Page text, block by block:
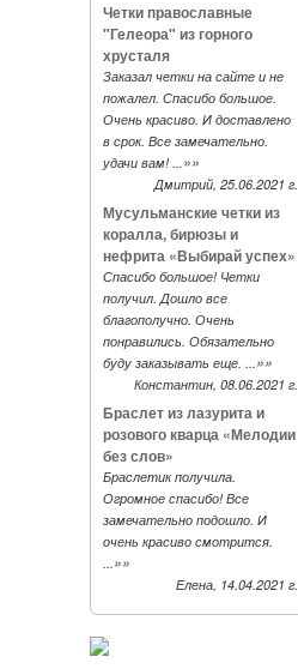
Четки православные
"Гелеора" из горного
хрусталя
Заказал четки на сайте и не
пожалел. Спасибо большое.
Очень красиво. И доставлено
в срок. Все замечательно.
удачи вам! ...»»
Дмитрий, 25.06.2021 г.
Мусульманские четки из
коралла, бирюзы и
нефрита «Выбирай успех»
Спасибо большое! Четки
получил. Дошло все
благополучно. Очень
понравились. Обязательно
буду заказывать еще. ...»»
Константин, 08.06.2021 г.
Браслет из лазурита и
розового кварца «Мелодии
без слов»
Браслетик получила.
Огромное спасибо! Все
замечательно подошло. И
очень красиво смотрится.
...»»
Елена, 14.04.2021 г.